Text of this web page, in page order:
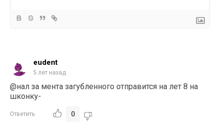
eudent
5 лет назад
@нал за мента загубленного отправится на лет 8 на
шконку-
Ответить 0